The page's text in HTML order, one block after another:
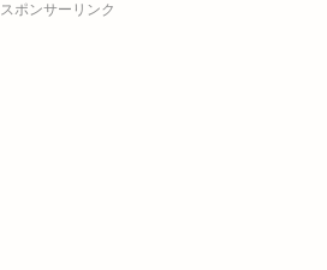
スポンサーリンク